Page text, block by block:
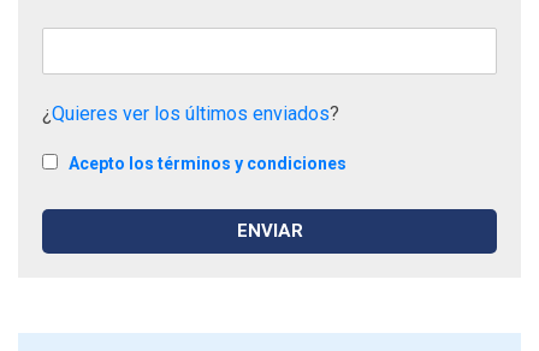
¿Quieres ver los últimos enviados?
Acepto los términos y condiciones